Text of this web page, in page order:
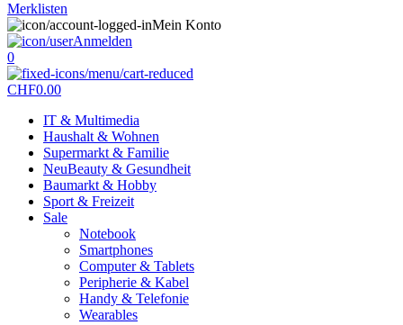
Merklisten
Mein Konto
Anmelden
0
CHF0.00
IT & Multimedia
Haushalt & Wohnen
Supermarkt & Familie
NeuBeauty & Gesundheit
Baumarkt & Hobby
Sport & Freizeit
Sale
Notebook
Smartphones
Computer & Tablets
Peripherie & Kabel
Handy & Telefonie
Wearables